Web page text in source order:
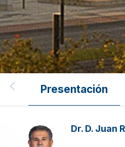
Estructuras
Presentación
Dr. D. Juan